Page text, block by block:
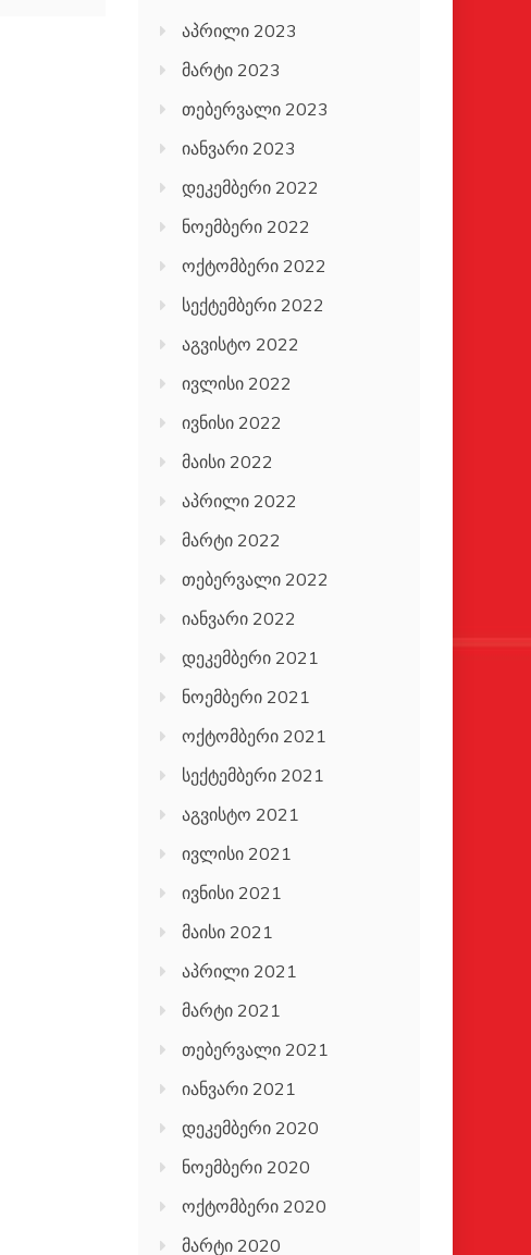
აპრილი 2023
მარტი 2023
თებერვალი 2023
იანვარი 2023
დეკემბერი 2022
ნოემბერი 2022
ოქტომბერი 2022
სექტემბერი 2022
აგვისტო 2022
ივლისი 2022
ივნისი 2022
მაისი 2022
აპრილი 2022
მარტი 2022
თებერვალი 2022
იანვარი 2022
დეკემბერი 2021
ნოემბერი 2021
ოქტომბერი 2021
სექტემბერი 2021
აგვისტო 2021
ივლისი 2021
ივნისი 2021
მაისი 2021
აპრილი 2021
მარტი 2021
თებერვალი 2021
იანვარი 2021
დეკემბერი 2020
ნოემბერი 2020
ოქტომბერი 2020
მარტი 2020